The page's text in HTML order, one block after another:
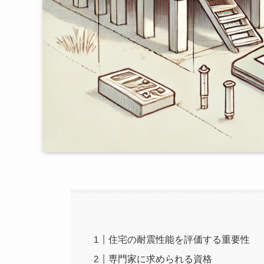
住宅の耐震性能を評価する重要性
専門家に求められる資格